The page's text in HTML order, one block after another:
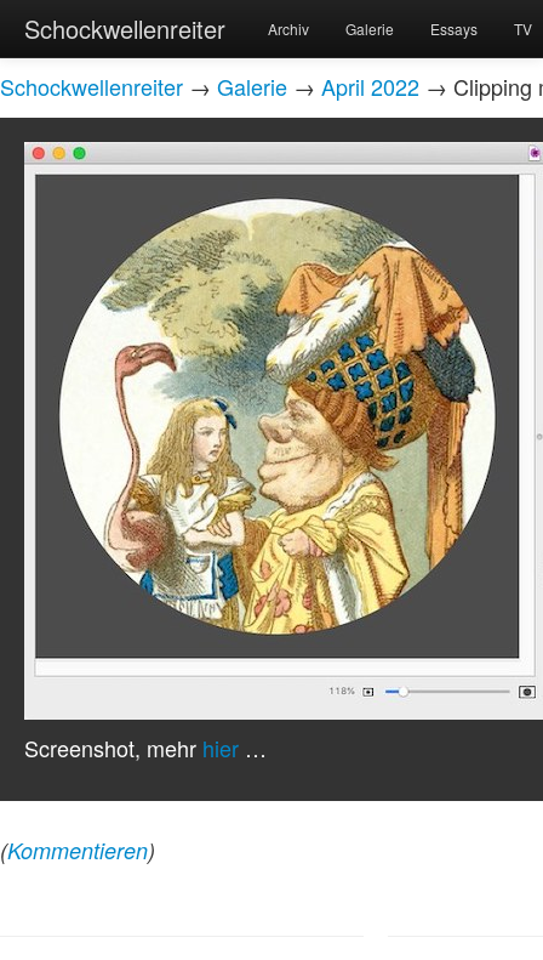
Schockwellenreiter Archiv Galerie Essays TV
Schockwellenreiter → Galerie → April 2022 → Clipping
Screenshot, mehr hier …
(Kommentieren)